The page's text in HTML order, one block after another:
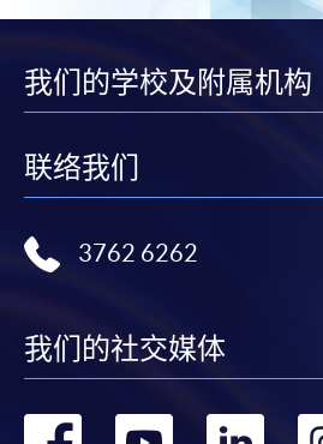
我们的学校及附属机构
联络我们
3762 6262
我们的社交媒体